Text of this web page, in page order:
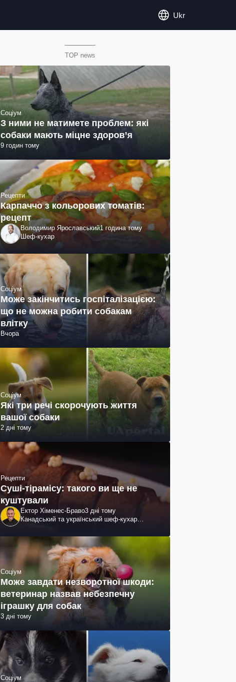
Ukr
TOP news
Соціум
З ними не матимете проблем: які
собаки мають міцне здоров’я
9 годин тому
Рецепти
Карпаччо з кольорових томатів:
рецепт
Володимир Ярославський1 година тому
Шеф-кухар
Соціум
Може закінчитись госпіталізацією:
що не можна робити собакам
влітку
Вчора
Соціум
Які три речі скорочують життя
вашої собаки
2 дні тому
Рецепти
Суші-тірамісу: такого ви ще не
куштували
Ектор Хіменес-Браво3 дні тому
Канадський та український шеф-кухар
телеведучий
Соціум
Може завдати незворотної шкоди:
ветеринар назвав небезпечну
іграшку для собак
3 дні тому
Соціум